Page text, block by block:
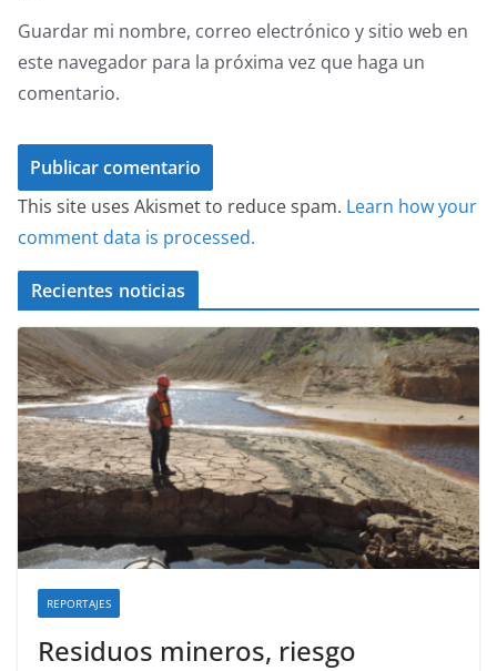
Guardar mi nombre, correo electrónico y sitio web en
este navegador para la próxima vez que haga un
comentario.
This site uses Akismet to reduce spam. Learn how your
comment data is processed.
Recientes noticias
REPORTAJES
Residuos mineros, riesgo